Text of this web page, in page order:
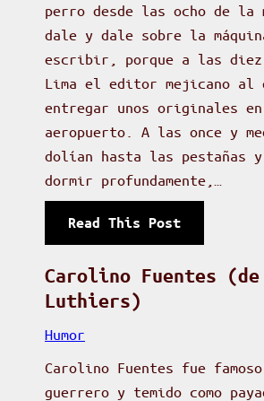
3
-
2
0
1
4
,
p
s
e
s
@
P
i
u
r
a
perro desde las ocho de la
dale y dale sobre la
escribir, porque a las diez
Lima el editor mejicano al
entregar unos originales
aeropuerto. A las once y
dolían hasta las pestañas
dormir profundamente,…
Read This Post:
H
o
i
o
Carolino Fuentes
Luthiers)
Humor
Carolino Fuentes fue famoso
guerrero y temido como